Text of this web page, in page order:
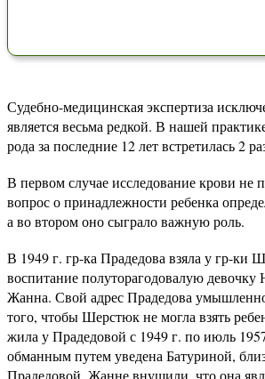
Судебно-медицинская экспертиза
является весьма редкой. В нашей
рода за последние 12 лет встретилась 2
В первом случае исследование крови не
вопрос о принадлежности ребенка
а во втором оно сыграло важную роль.
В 1949 г. гр-ка Прадедова взяла у гр-ки
воспитание полуторагодовалую
Жанна. Свой адрес Прадедова
того, чтобы Шерстюк не могла взять
жила у Прадедовой с 1949 г. по июль
обманным путем уведена Батуриной,
Прадедовой. Жанне внушили, что она